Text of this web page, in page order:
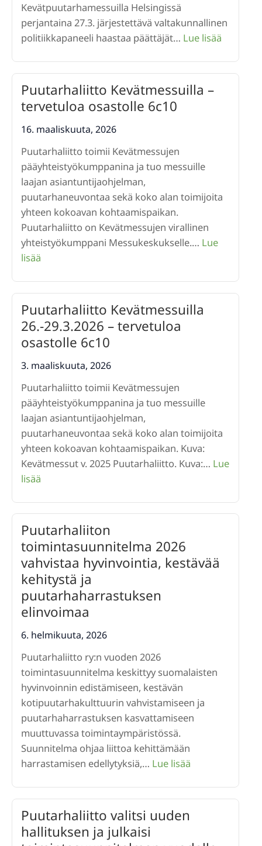
Kevätpuutarhamessuilla Helsingissä
perjantaina 27.3. järjestettävä valtakunnallinen
politiikkapaneeli haastaa päättäjät… Lue lisää
Puutarhaliitto Kevätmessuilla –
tervetuloa osastolle 6c10
16. maaliskuuta, 2026
Puutarhaliitto toimii Kevätmessujen
pääyhteistyökumppanina ja tuo messuille
laajan asiantuntijaohjelman,
puutarhaneuvontaa sekä koko alan toimijoita
yhteen kokoavan kohtaamispaikan.
Puutarhaliitto on Kevätmessujen virallinen
yhteistyökumppani Messukeskukselle.… Lue
lisää
tervetuloa
osastolle
6c10
Puutarhaliitto Kevätmessuilla
26.-29.3.2026 – tervetuloa
osastolle 6c10
3. maaliskuuta, 2026
Puutarhaliitto toimii Kevätmessujen
pääyhteistyökumppanina ja tuo messuille
laajan asiantuntijaohjelman,
puutarhaneuvontaa sekä koko alan toimijoita
yhteen kokoavan kohtaamispaikan. Kuva:
Kevätmessut v. 2025 Puutarhaliitto. Kuva:… Lue
lisää
26.-29.3.2026
–
tervetuloa
osastolle
6c10
Puutarhaliiton
toimintasuunnitelma 2026
vahvistaa hyvinvointia, kestävää
kehitystä ja
puutarhaharrastuksen
elinvoimaa
6. helmikuuta, 2026
Puutarhaliitto ry:n vuoden 2026
toimintasuunnitelma keskittyy suomalaisten
hyvinvoinnin edistämiseen, kestävän
kotipuutarhakulttuurin vahvistamiseen ja
puutarhaharrastuksen kasvattamiseen
muuttuvassa toimintaympäristössä.
Suunnitelma ohjaa liittoa kehittämään
harrastamisen edellytyksiä,… Lue lisää
Puutarhaliitto valitsi uuden
hallituksen ja julkaisi